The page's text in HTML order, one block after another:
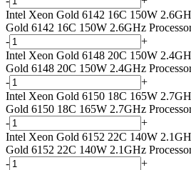
Intel Xeon Gold 6142 16C 150W
Gold 6142 16C 150W 2.6GHz
-
+
Intel Xeon Gold 6148 20C 150W
Gold 6148 20C 150W 2.4GHz
-
+
Intel Xeon Gold 6150 18C 165W
Gold 6150 18C 165W 2.7GHz
-
+
Intel Xeon Gold 6152 22C 140W
Gold 6152 22C 140W 2.1GHz
-
+